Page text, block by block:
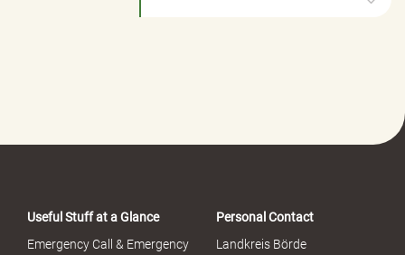
Useful Stuff at a Glance
Emergency Call & Emergency
Personal Contact
Landkreis Börde